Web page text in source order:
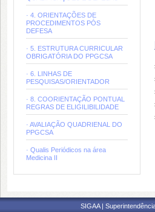
· 4. ORIENTAÇÕES DE
PROCEDIMENTOS PÓS
DEFESA
· 5. ESTRUTURA CURRICULAR
OBRIGATÓRIA DO PPGCSA
· 6. LINHAS DE
PESQUISAS/ORIENTADOR
· 8. COORIENTAÇÃO PONTUAL 
REGRAS DE ELIGILIBILIDADE
· AVALIAÇÃO QUADRIENAL DO
PPGCSA
· Qualis Periódicos na área
Medicina II
SIGAA |